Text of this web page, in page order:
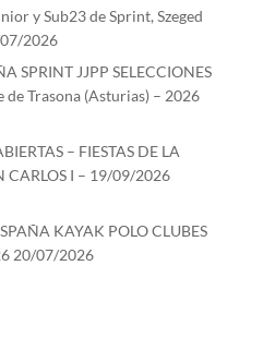
y Sub23 de Sprint, Szeged
2026
SPRINT JJPP SELECCIONES
de Trasona (Asturias) – 2026
– FIESTAS DE LA
CARLOS I – 19/09/2026
KAYAK POLO CLUBES
20/07/2026